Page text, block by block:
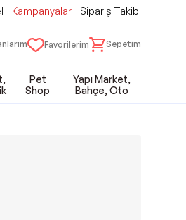
Kampanyalar Sipariş Takibi
Favorilerim Sepetim
Pet
Shop
Yapı Market,
Bahçe, Oto